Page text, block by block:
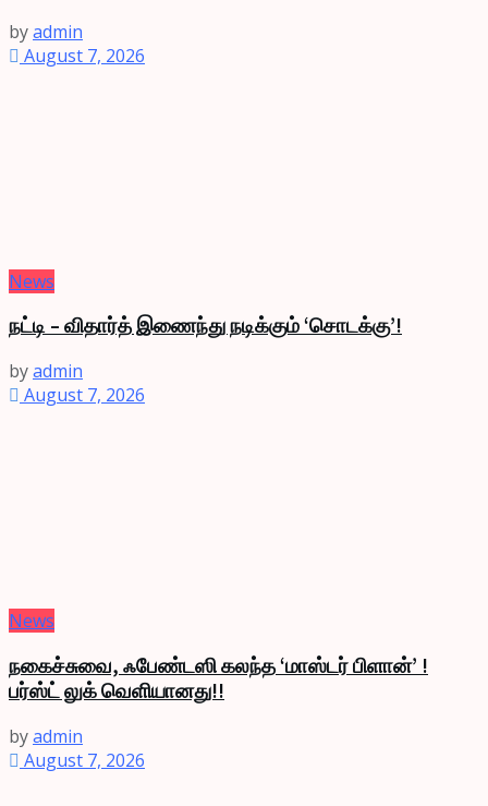
byadmin
August 7, 2026
News
நட்டி – விதார்த் இணைந்து நடிக்கும் ‘சொடக்கு’!
byadmin
August 7, 2026
News
நகைச்சுவை, ஃபேண்டஸி கலந்த ‘மாஸ்டர் பிளான்’ !
பர்ஸ்ட் லுக் வெளியானது!!
byadmin
August 7, 2026